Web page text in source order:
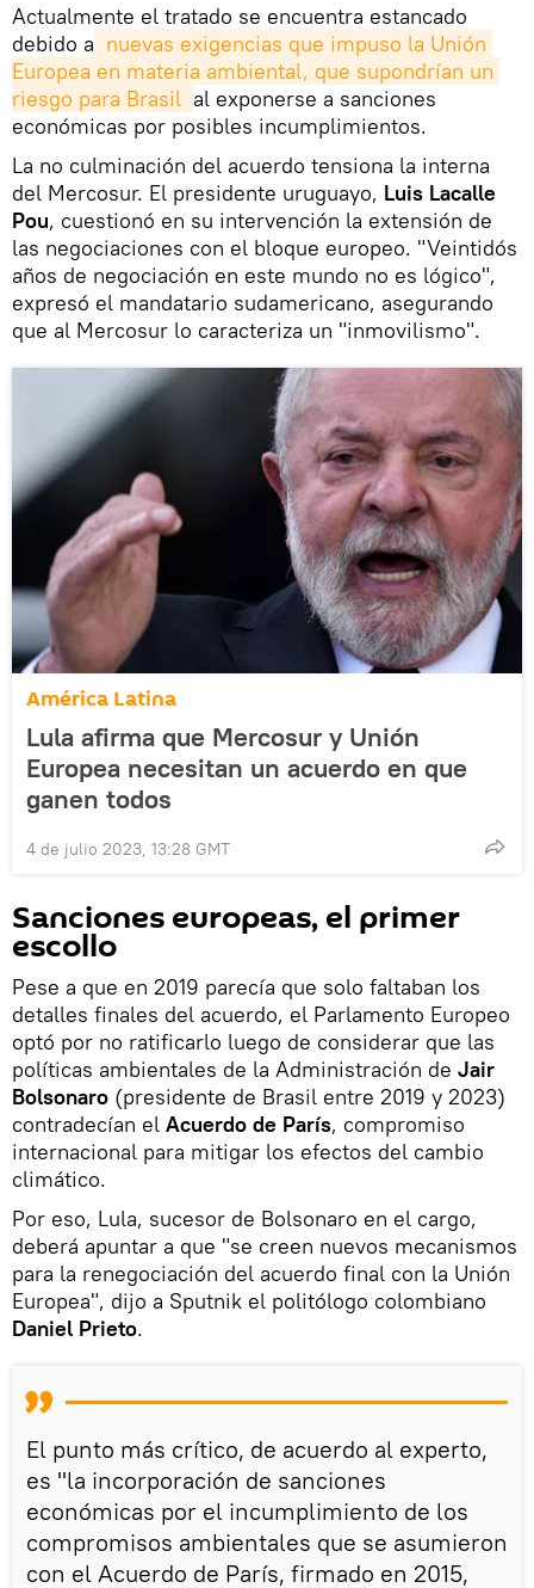
Actualmente el tratado se encuentra estancado
debido a nuevas exigencias que impuso la Unión
Europea en materia ambiental, que supondrían un
riesgo para Brasil al exponerse a sanciones
económicas por posibles incumplimientos.
La no culminación del acuerdo tensiona la interna
del Mercosur. El presidente uruguayo, Luis Lacalle
Pou, cuestionó en su intervención la extensión de
las negociaciones con el bloque europeo. "Veintidós
años de negociación en este mundo no es lógico",
expresó el mandatario sudamericano, asegurando
que al Mercosur lo caracteriza un "inmovilismo".
América Latina
Lula afirma que Mercosur y Unión
Europea necesitan un acuerdo en que
ganen todos
4 de julio 2023, 13:28 GMT
Sanciones europeas, el primer
escollo
Pese a que en 2019 parecía que solo faltaban los
detalles finales del acuerdo, el Parlamento Europeo
optó por no ratificarlo luego de considerar que las
políticas ambientales de la Administración de Jair
Bolsonaro (presidente de Brasil entre 2019 y 2023)
contradecían el Acuerdo de París, compromiso
internacional para mitigar los efectos del cambio
climático.
Por eso, Lula, sucesor de Bolsonaro en el cargo,
deberá apuntar a que "se creen nuevos mecanismos
para la renegociación del acuerdo final con la Unión
Europea", dijo a Sputnik el politólogo colombiano
Daniel Prieto.
El punto más crítico, de acuerdo al experto,
es "la incorporación de sanciones
económicas por el incumplimiento de los
compromisos ambientales que se asumieron
con el Acuerdo de París, firmado en 2015,